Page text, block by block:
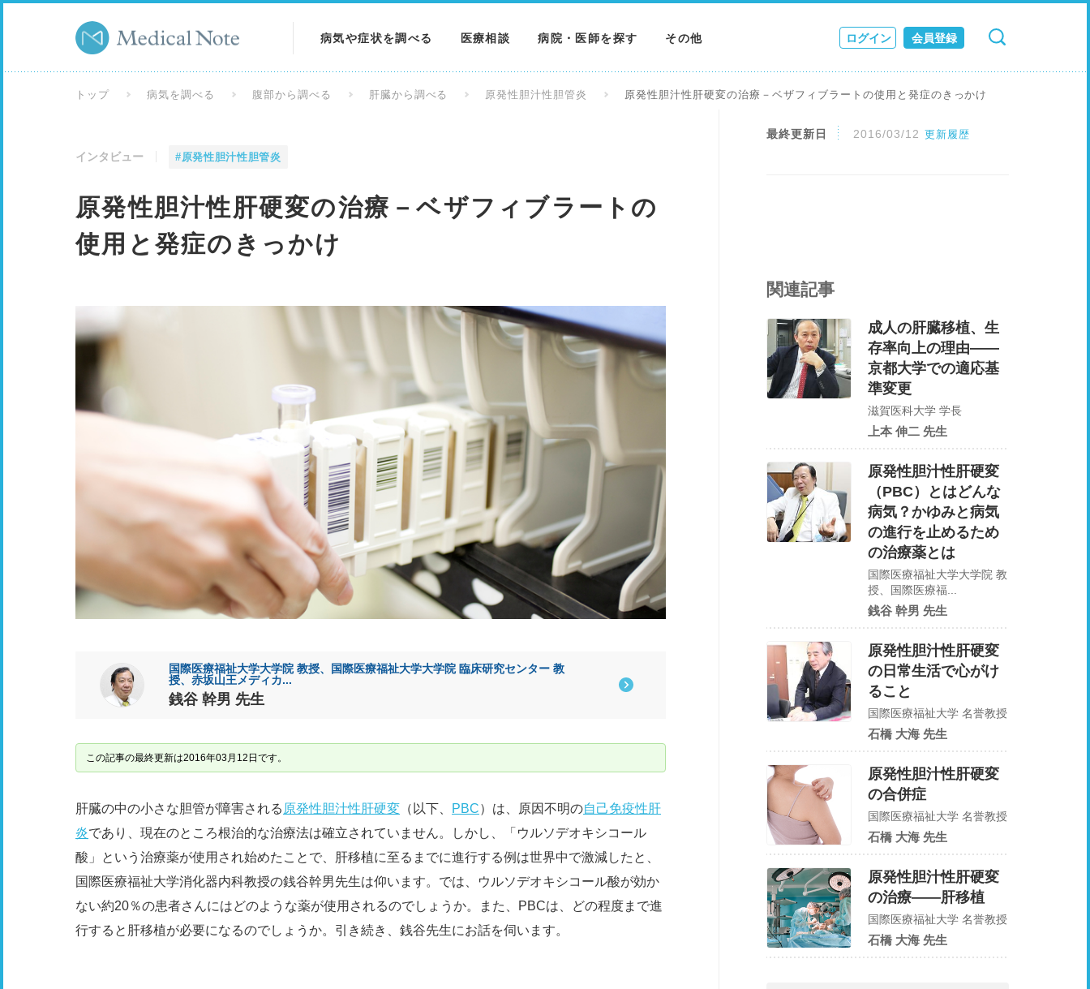
病気や症状を調べる 医療相談 病院・医師を探す その他 ログイン 会員登録
検索 キャンセル
トップ 病気を調べる 腹部から調べる 肝臓から調べる 原発性胆汁性胆管炎 原発性胆汁性肝硬変の治療－ベザフィブラートの使用と発症のきっかけ
インタビュー #原発性胆汁性胆管炎
原発性胆汁性肝硬変の治療－ベザフィブラートの
使用と発症のきっかけ
国際医療福祉大学大学院 教授、国際医療福祉大学大学院 臨床研究センター 教
授、赤坂山王メディカ...
銭谷 幹男 先生
この記事の最終更新は2016年03月12日です。
肝臓の中の小さな胆管が障害される 原発性胆汁性肝硬変 （以下、 PBC）は、原因不明の自己免疫性肝
炎であり、現在のところ根治的な治療法は確立されていません。しかし、「ウルソデオキシコール
酸」という治療薬が使用され始めたことで、肝移植に至るまでに進行する例は世界中で激減したと、
国際医療福祉大学消化器内科教授の銭谷幹男先生は仰います。では、ウルソデオキシコール酸が効か
ない約20％の患者さんにはどのような薬が使用されるのでしょうか。また、PBCは、どの程度まで進
行すると肝移植が必要になるのでしょうか。引き続き、銭谷先生にお話を伺います。
最終更新日 2016/03/12 更新履歴
関連記事
成人の肝臓移植、生
存率向上の理由——
京都大学での適応基
準変更
滋賀医科大学 学長
上本 伸二 先生
原発性胆汁性肝硬変
（PBC）とはどんな
病気？かゆみと病気
の進行を止めるため
の治療薬とは
国際医療福祉大学大学院 教
授、国際医療福...
銭谷 幹男 先生
原発性胆汁性肝硬変
の日常生活で心がけ
ること
国際医療福祉大学 名誉教授
石橋 大海 先生
原発性胆汁性肝硬変
の合併症
国際医療福祉大学 名誉教授
石橋 大海 先生
原発性胆汁性肝硬変
の治療——肝移植
国際医療福祉大学 名誉教授
石橋 大海 先生